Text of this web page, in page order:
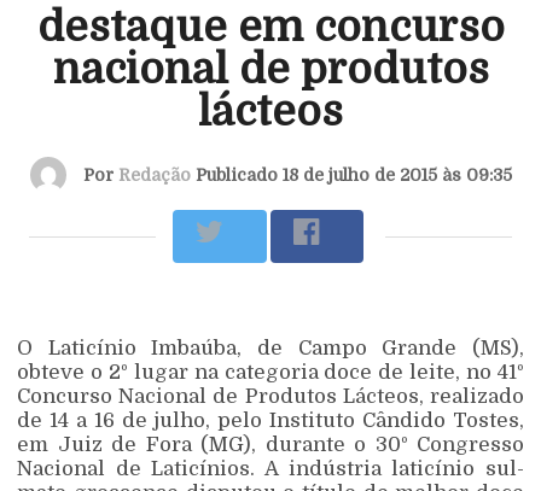
destaque em concurso
nacional de produtos
lácteos
Por RedaçãoPublicado 18 de julho de 2015 às 09:35
O Laticínio Imbaúba, de Campo Grande (MS),
obteve o 2º lugar na categoria doce de leite, no 41º
Concurso Nacional de Produtos Lácteos, realizado
de 14 a 16 de julho, pelo Instituto Cândido Tostes,
em Juiz de Fora (MG), durante o 30º Congresso
Nacional de Laticínios. A indústria laticínio sul-